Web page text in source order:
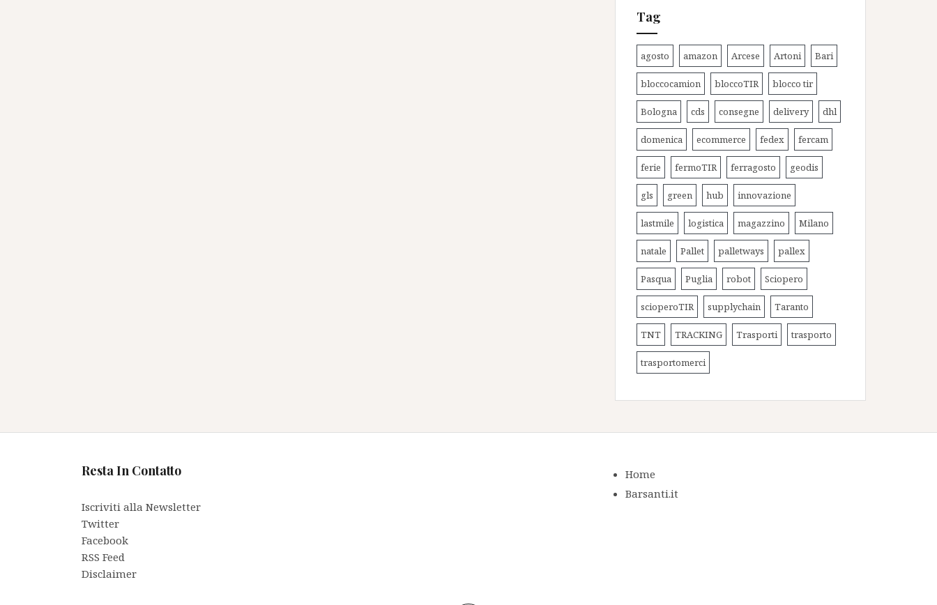
Tag
agosto amazon Arcese Artoni Bari
bloccocamion bloccoTIR blocco tir
Bologna cds consegne delivery dhl
domenica ecommerce fedex fercam
ferie fermoTIR ferragosto geodis
gls green hub innovazione
lastmile logistica magazzino Milano
natale Pallet palletways pallex
Pasqua Puglia robot Sciopero
scioperoTIR supplychain Taranto
TNT TRACKING Trasporti trasporto
trasportomerci
Resta In Contatto
Iscriviti alla Newsletter
Twitter
Facebook
RSS Feed
Disclaimer
Home
Barsanti.it